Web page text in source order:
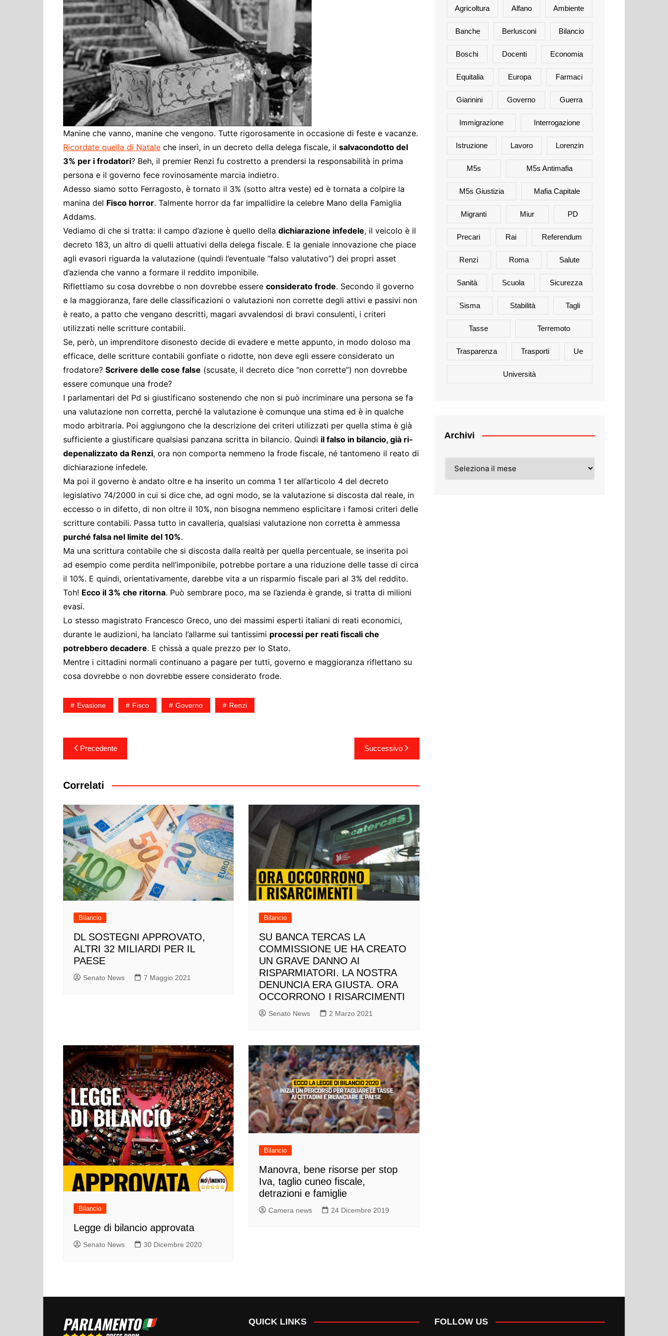
Cultura ed Istruzione
Difesa
Eventi
Finanze e tesoro
Giustizia
Lavori pubblici e Trasporti
Lavoro
Politiche europee
Rifiuti
Manine che vanno, manine che vengono. Tutte rigorosamente in occasione di feste e vacanze.
Ricordate quella di Natale che inserì, in un decreto della delega fiscale, il salvacondotto del
3% per i frodatori? Beh, il premier Renzi fu costretto a prendersi la responsabilità in prima
persona e il governo fece rovinosamente marcia indietro.
Adesso siamo sotto Ferragosto, è tornato il 3% (sotto altra veste) ed è tornata a colpire la
manina del Fisco horror. Talmente horror da far impallidire la celebre Mano della Famiglia
Addams.
Vediamo di che si tratta: il campo d’azione è quello della dichiarazione infedele, il veicolo è il
decreto 183, un altro di quelli attuativi della delega fiscale. E la geniale innovazione che piace
agli evasori riguarda la valutazione (quindi l’eventuale “falso valutativo”) dei propri asset
d’azienda che vanno a formare il reddito imponibile.
Riflettiamo su cosa dovrebbe o non dovrebbe essere considerato frode. Secondo il governo
e la maggioranza, fare delle classificazioni o valutazioni non corrette degli attivi e passivi non
è reato, a patto che vengano descritti, magari avvalendosi di bravi consulenti, i criteri
utilizzati nelle scritture contabili.
Se, però, un imprenditore disonesto decide di evadere e mette appunto, in modo doloso ma
efficace, delle scritture contabili gonfiate o ridotte, non deve egli essere considerato un
frodatore? Scrivere delle cose false (scusate, il decreto dice “non corrette”) non dovrebbe
essere comunque una frode?
I parlamentari del Pd si giustificano sostenendo che non si può incriminare una persona se fa
una valutazione non corretta, perché la valutazione è comunque una stima ed è in qualche
modo arbitraria. Poi aggiungono che la descrizione dei criteri utilizzati per quella stima è già
sufficiente a giustificare qualsiasi panzana scritta in bilancio. Quindi il falso in bilancio, già ri-
depenalizzato da Renzi, ora non comporta nemmeno la frode fiscale, né tantomeno il reato di
dichiarazione infedele.
Ma poi il governo è andato oltre e ha inserito un comma 1 ter all’articolo 4 del decreto
legislativo 74/2000 in cui si dice che, ad ogni modo, se la valutazione si discosta dal reale, in
eccesso o in difetto, di non oltre il 10%, non bisogna nemmeno esplicitare i famosi criteri delle
scritture contabili. Passa tutto in cavalleria, qualsiasi valutazione non corretta è ammessa
purché falsa nel limite del 10%.
Ma una scrittura contabile che si discosta dalla realtà per quella percentuale, se inserita poi
ad esempio come perdita nell’imponibile, potrebbe portare a una riduzione delle tasse di circa
il 10%. E quindi, orientativamente, darebbe vita a un risparmio fiscale pari al 3% del reddito.
Toh! Ecco il 3% che ritorna. Può sembrare poco, ma se l’azienda è grande, si tratta di milioni
evasi.
Lo stesso magistrato Francesco Greco, uno dei massimi esperti italiani di reati economici,
durante le audizioni, ha lanciato l’allarme sui tantissimi processi per reati fiscali che
potrebbero decadere. E chissà a quale prezzo per lo Stato.
Mentre i cittadini normali continuano a pagare per tutti, governo e maggioranza riflettano su
cosa dovrebbe o non dovrebbe essere considerato frode.
Evasione Fisco Governo Renzi
Navigazione
articoli
Precedente Successivo
Correlati
Bilancio
DL SOSTEGNI APPROVATO,
ALTRI 32 MILIARDI PER IL
PAESE
Senato News 7 Maggio 2021
Bilancio
SU BANCA TERCAS LA
COMMISSIONE UE HA CREATO
UN GRAVE DANNO AI
RISPARMIATORI. LA NOSTRA
DENUNCIA ERA GIUSTA. ORA
OCCORRONO I RISARCIMENTI
Senato News 2 Marzo 2021
Bilancio
Legge di bilancio approvata
Senato News 30 Dicembre 2020
Bilancio
Manovra, bene risorse per stop
Iva, taglio cuneo fiscale,
detrazioni e famiglie
Camera news 24 Dicembre 2019
Agricoltura Alfano Ambiente
Banche Berlusconi Bilancio
Boschi Docenti Economia
Equitalia Europa Farmaci
Giannini Governo Guerra
Immigrazione Interrogazione
Istruzione Lavoro Lorenzin
M5s M5s Antimafia
M5s Giustizia Mafia Capitale
Migranti Miur PD
Precari Rai Referendum
Renzi Roma Salute
Sanità Scuola Sicurezza
Sisma Stabilità Tagli
Tasse Terremoto
Trasparenza Trasporti Ue
Università
Archivi
QUICK LINKS FOLLOW US